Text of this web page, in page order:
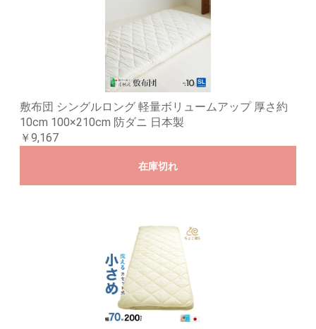
敷布団 シングルロング 軽量ボリュームアップ 厚さ約
10cm 100×210cm 防ダニ 日本製
￥9,167
在庫切れ